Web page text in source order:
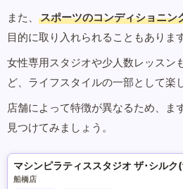
また、
スポーツのコンディショニン
目的に取り入れられることもあります
女性専用スタジオや少人数レッスン
ど、ライフスタイルの一部として楽
店舗によって特徴が異なるため、ま
見つけてみましょう。
船橋店